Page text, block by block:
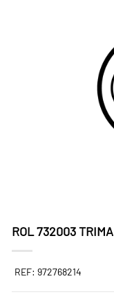
ROL 732003 TRIMA
REF: 972768214